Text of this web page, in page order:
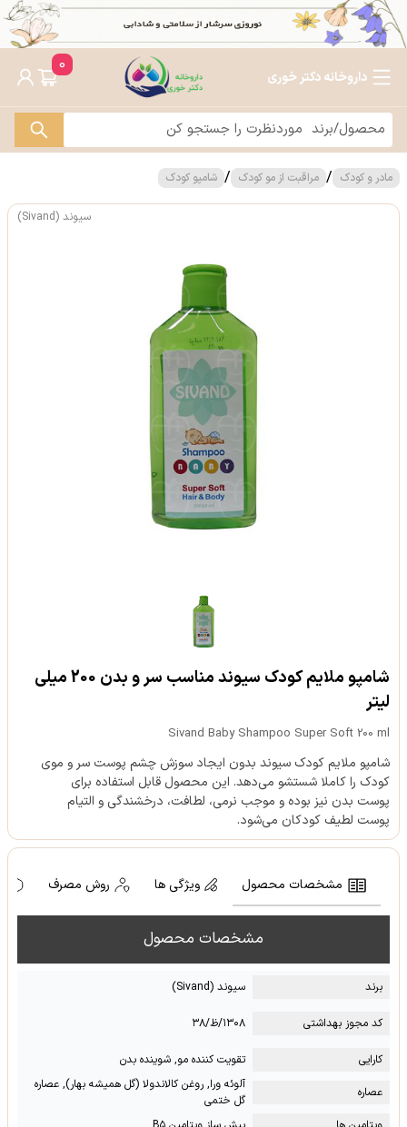
داروخانه دکتر خوری
0
مادر و کودک / مراقبت از مو کودک / شامپو کودک
سیوند (Sivand)
شامپو ملایم کودک سیوند مناسب سر و بدن 200 میلی
لیتر
Sivand Baby Shampoo Super Soft 200 ml
شامپو ملایم کودک سیوند بدون ایجاد سوزش چشم پوست سر و موی
کودک را کاملا شستشو می‌دهد. این محصول قابل استفاده برای
پوست بدن نیز بوده و موجب نرمی، لطافت، درخشندگی و التیام
پوست لطیف کودکان می‌شود.
مشخصات محصول ویژگی ها روش مصرف
مشخصات محصول
برند سیوند (Sivand)
کد مجوز بهداشتی ۱۳۰۸/ظ/۳۸
کارایی
تقویت کننده مو, شوینده بدن
عصاره
آلوئه ورا, روغن کالاندولا (گل همیشه بهار), عصاره
گل ختمی